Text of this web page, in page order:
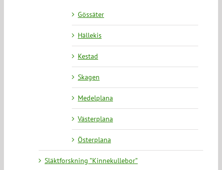
Gössäter
Hällekis
Kestad
Skagen
Medelplana
Västerplana
Österplana
Släktforskning ”Kinnekullebor”